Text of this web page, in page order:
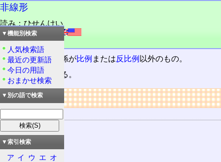
非線形
読み：ひせんけい
外語：nonlinear
品詞：名詞
出力と入力の関係が比例 または反比例 以外のもの。
カオスなどがある。
リンク
出力
入力
DVCAM
▼機能別検索
人気検索語
最近の更新語
今日の用語
おまかせ検索
▼別の語で検索
▼索引検索
ア イ ウ エ オ